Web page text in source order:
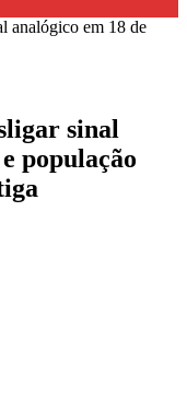
analógico em 18 de
sinal
população